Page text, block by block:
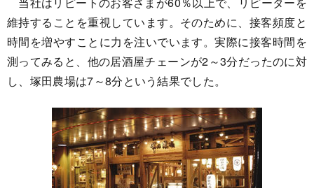
維持することを重視しています。そのために、接客頻度と
時間を増やすことに力を注いでいます。実際に接客時間を
測ってみると、他の居酒屋チェーンが2～3分だったのに対
し、塚田農場は7～8分という結果でした。